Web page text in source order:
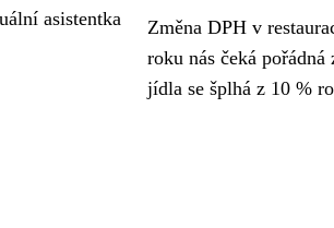
asistentka
Změna DPH v
roku nás čeká
jídla se šplhá z 10 %